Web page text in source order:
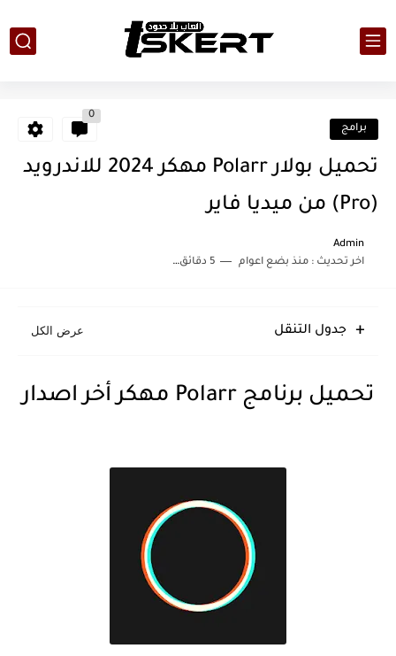
برامج
0
تحميل بولار Polarr مهكر 2024 للاندرويد
(Pro) من ميديا فاير
Admin
اخر تحديث :منذ بضع اعوام 5 دقائق للقراءة
جدول التنقل
تحميل برنامج Polarr مهكر أخر اصدار